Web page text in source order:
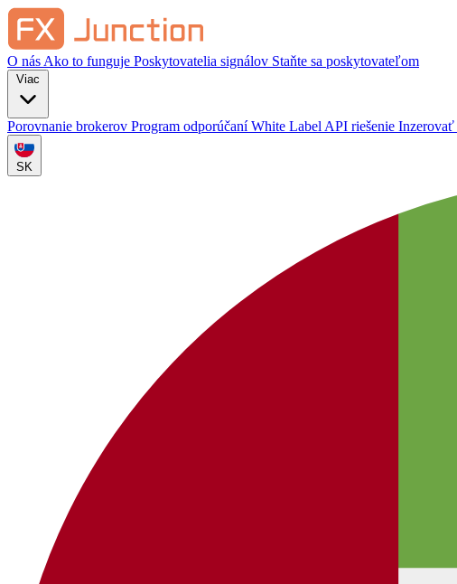
O nás Ako to funguje Poskytovatelia signálov Staňte sa poskytovateľom
Porovnanie brokerov Program odporúčaníWhite Label API riešenie Inzerovať
SK